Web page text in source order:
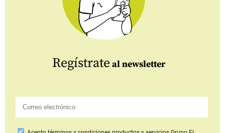
Regístrate al newsletter